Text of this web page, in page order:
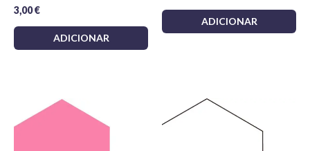
3,00€
ADICIONAR
ADICIONAR